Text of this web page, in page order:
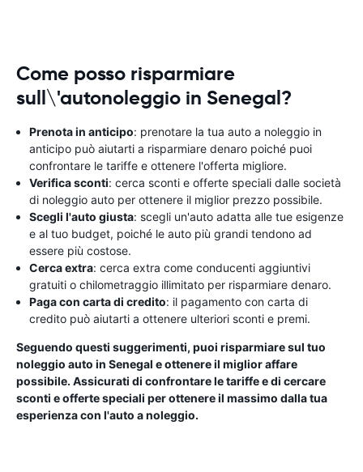
Come posso risparmiare
sull\'autonoleggio in Senegal?
Prenota in anticipo: prenotare la tua auto a noleggio in
anticipo può aiutarti a risparmiare denaro poiché puoi
confrontare le tariffe e ottenere l'offerta migliore.
Verifica sconti: cerca sconti e offerte speciali dalle società
di noleggio auto per ottenere il miglior prezzo possibile.
Scegli l'auto giusta: scegli un'auto adatta alle tue esigenze
e al tuo budget, poiché le auto più grandi tendono ad
essere più costose.
Cerca extra: cerca extra come conducenti aggiuntivi
gratuiti o chilometraggio illimitato per risparmiare denaro.
Paga con carta di credito: il pagamento con carta di
credito può aiutarti a ottenere ulteriori sconti e premi.
Seguendo questi suggerimenti, puoi risparmiare sul tuo
noleggio auto in Senegal e ottenere il miglior affare
possibile. Assicurati di confrontare le tariffe e di cercare
sconti e offerte speciali per ottenere il massimo dalla tua
esperienza con l'auto a noleggio.